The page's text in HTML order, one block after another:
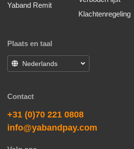
Yaband Remit
Klachtenregeling
Plaats en taal
Nederlands
Contact
+31 (0)70 221 0808
info@yabandpay.com